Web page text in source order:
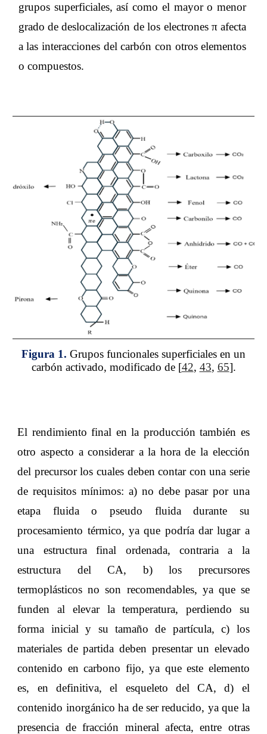
grupos superficiales, así como el mayor o menor
grado de deslocalización de los electrones π afecta
a las interacciones del carbón con otros elementos
o compuestos.
Figura 1. Grupos funcionales superficiales en un
carbón activado, modificado de [42, 43, 65].
El rendimiento final en la producción también es
otro aspecto a considerar a la hora de la elección
del precursor los cuales deben contar con una serie
de requisitos mínimos: a) no debe pasar por una
etapa fluida o pseudo fluida durante su
procesamiento térmico, ya que podría dar lugar a
una estructura final ordenada, contraria a la
estructura del CA, b) los precursores
termoplásticos no son recomendables, ya que se
funden al elevar la temperatura, perdiendo su
forma inicial y su tamaño de partícula, c) los
materiales de partida deben presentar un elevado
contenido en carbono fijo, ya que este elemento
es, en definitiva, el esqueleto del CA, d) el
contenido inorgánico ha de ser reducido, ya que la
presencia de fracción mineral afecta, entre otras